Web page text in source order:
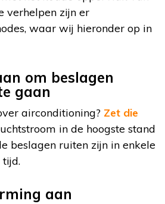
verhelpen zijn er
waar wij hieronder op in
om beslagen
gaan
airconditioning? Zet die
in de hoogste stand
beslagen ruiten zijn in enkele
tijd.
aan